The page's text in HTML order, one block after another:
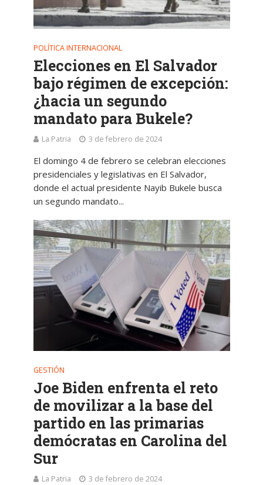
POLÍTICA INTERNACIONAL
Elecciones en El Salvador
bajo régimen de excepción:
¿hacia un segundo
mandato para Bukele?
La Patria 3 de febrero de 2024
El domingo 4 de febrero se celebran elecciones
presidenciales y legislativas en El Salvador,
donde el actual presidente Nayib Bukele busca
un segundo mandato...
GESTIÓN
Joe Biden enfrenta el reto
de movilizar a la base del
partido en las primarias
demócratas en Carolina del
Sur
La Patria 3 de febrero de 2024